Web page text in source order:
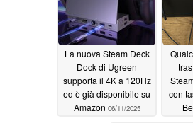
La nuova Steam Deck
Dock di Ugreen
supporta il 4K a 120Hz
ed è già disponibile su
Amazon 06/11/2025
con